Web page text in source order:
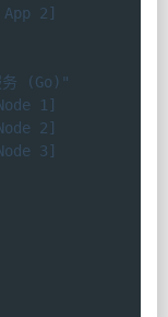
2]
(Go)"
1]
2]
3]